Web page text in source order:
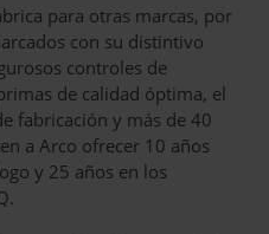
para otras marcas, por
con su distintivo
controles de
de calidad óptima, el
fabricación y más de 40
a Arco ofrecer 10 años
y 25 años en los